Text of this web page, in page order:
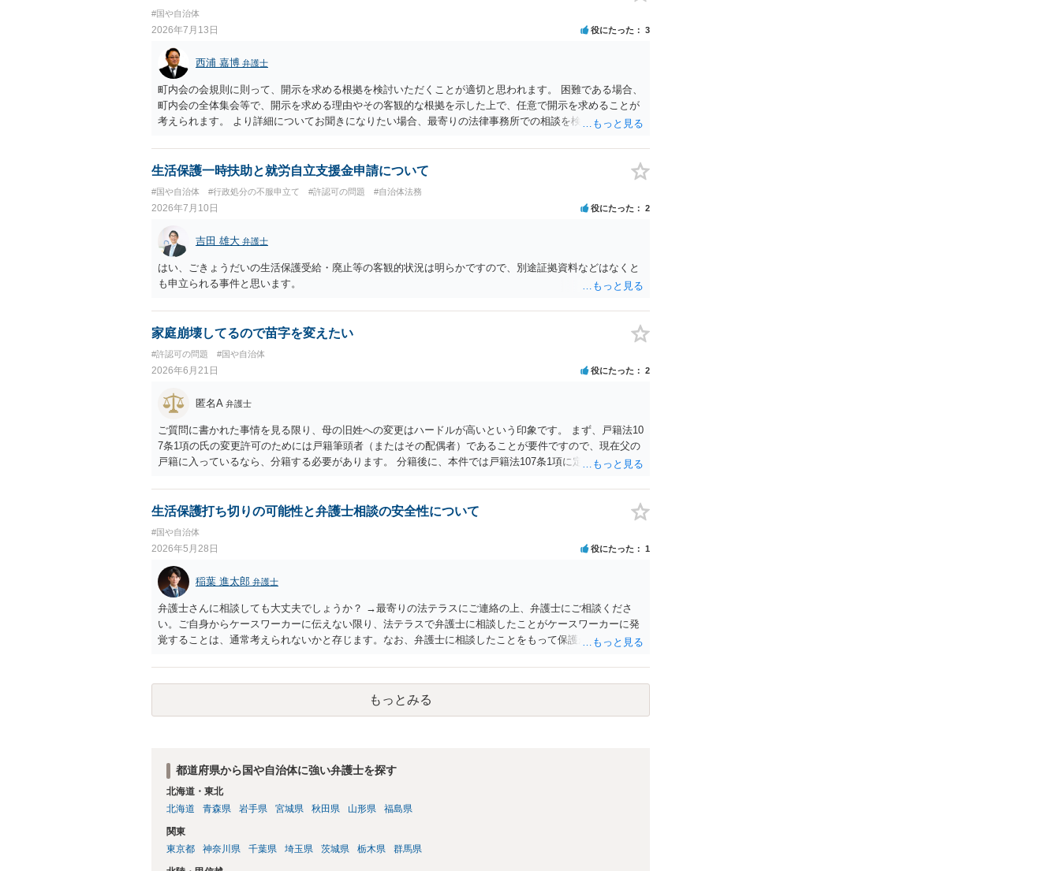
#国や自治体
2026年7月13日 役にたった 3
西浦 嘉博 弁護士
町内会の会規則に則って、開示を求める根拠を検討いただくことが適切と思われます。 困難である場合、
町内会の全体集会等で、開示を求める理由やその客観的な根拠を示した上で、任意で開示を求めることが
考えられます。 より詳細についてお聞きになりたい場合、最寄りの法律事務所での相談を検討ください。
生活保護一時扶助と就労自立支援金申請について
#国や自治体 #行政処分の不服申立て #許認可の問題 #自治体法務
2026年7月10日 役にたった 2
吉田 雄大 弁護士
はい、ごきょうだいの生活保護受給・廃止等の客観的状況は明らかですので、別途証拠資料などはなくと
も申立られる事件と思います。
家庭崩壊してるので苗字を変えたい
#許認可の問題 #国や自治体
2026年6月21日 役にたった 2
匿名A 弁護士
ご質問に書かれた事情を見る限り、母の旧姓への変更はハードルが高いという印象です。 まず、戸籍法10
7条1項の氏の変更許可のためには戸籍筆頭者（またはその配偶者）であることが要件ですので、現在父の
戸籍に入っているなら、分籍する必要があります。 分籍後に、本件では戸籍法107条1項に定める「やむ
続称しており母と氏を合わせるという点での必要性が説明できない（むしろ不自然な状況になる）こと、
本件は親族間の揉め事を内容とするもので精神的・心理的理由と把握されて許可が得られにくいと考えら
父親から長期間の性的暴行を受けていたことを理由とする氏及び名の変更が許可されたケースもあるの
で、心理的理由が全く考慮されないわけではないのですが、本件は家族間の内輪の揉め事に過ぎないとい
う評価を受けてしまうのではないかと危惧します。 本気で申立てを考えておられるなら、手続戦略と理論
を慎重に検討する必要があると思われます。まずは、戸籍法に詳しい弁護士へ相談された方がよいでしょ
う。
生活保護打ち切りの可能性と弁護士相談の安全性について
#国や自治体
2026年5月28日 役にたった 1
稲葉 進太郎 弁護士
弁護士さんに相談しても大丈夫でしょうか？ →最寄りの法テラスにご連絡の上、弁護士にご相談くださ
い。ご自身からケースワーカーに伝えない限り、法テラスで弁護士に相談したことがケースワーカーに発
覚することは、通常考えられないかと存じます。なお、弁護士に相談したことをもって保護が打ち切られ
しょう。
もっとみる
都道府県から国や自治体に強い弁護士を探す
北海道・東北
北海道
青森県 岩手県 宮城県 秋田県 山形県 福島県
関東
東京都
神奈川県 千葉県 埼玉県 茨城県 栃木県 群馬県